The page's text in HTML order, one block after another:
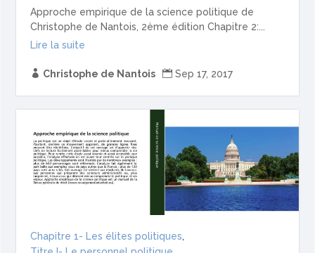
Approche empirique de la science politique de
Christophe de Nantois, 2ème édition Chapitre 2:...
Lire la suite
 Christophe de Nantois  Sep 17, 2017
Chapitre 1- Les élites politiques,